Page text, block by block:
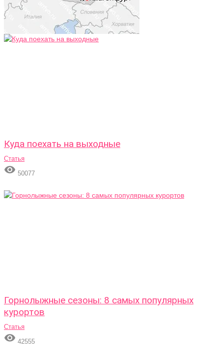
Куда поехать на выходные
Статья
 50077
Горнолыжные сезоны: 8 самых популярных
курортов
Статья
 42555